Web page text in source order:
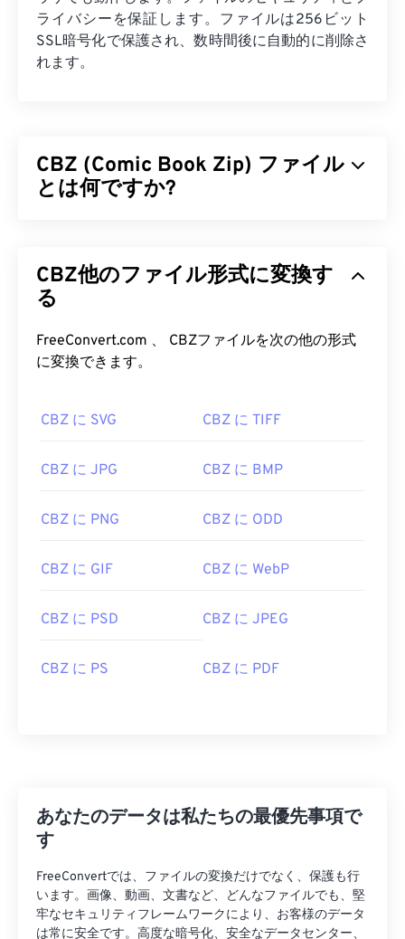
ライバシーを保証します。ファイルは256ビット
SSL暗号化で保護され、数時間後に自動的に削除さ
れます。
CBZ (Comic Book Zip) ファイル
とは何ですか?
イル拡張子です。CBZは、他のZIPファイルと同様
に、
形式です。ファイル形式名の「CB」は、コミック
ブックファイルが含まれていることを示し、「Z」
CBZ ファイルを開くにはどうすれ
Reader
で開きます。CDisplayExも便利なプログラ
ムです。モバイルでは、
Comic Rack
はMComixを お試しください。
るにはファイルを抽出し、別のアーカイブファイル
形式に再アーカイブする必要があります。あるい
開発者:
CDisplay
初回リリース:
役立つリンク:
https://de.wikipedia.org/wiki/コミックブックフォ
ーマット
CBZ他のファイル形式に変換す
る
FreeConvert.com 、 CBZファイルを次の他の形式
に変換できます。
CBZ に SVG CBZ に TIFF
CBZ に JPG CBZ に BMP
CBZ に PNG CBZ に ODD
CBZ に GIF CBZ に WebP
CBZ に PSD CBZ に JPEG
CBZ に PS CBZ に PDF
あなたのデータは私たちの最優先事項で
す
FreeConvertでは、ファイルの変換だけでなく、保護も行
います。画像、動画、文書など、どんなファイルでも、堅
牢なセキュリティフレームワークにより、お客様のデータ
は常に安全です。高度な暗号化、安全なデータセンター、